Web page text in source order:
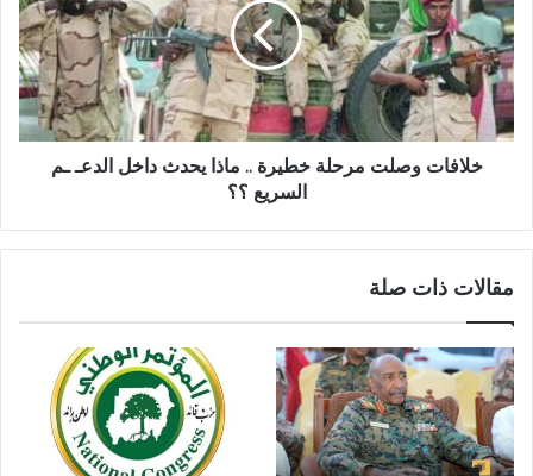
خطيرة
..
ماذا
يحدث
داخل
الدعـ
خلافات وصلت مرحلة خطيرة .. ماذا يحدث داخل الدعـ ـم
السريع ؟؟
مقالات ذات صلة